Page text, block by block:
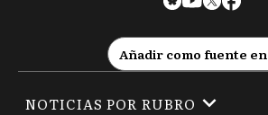
Añadir como fuente en
NOTICIAS POR RUBRO